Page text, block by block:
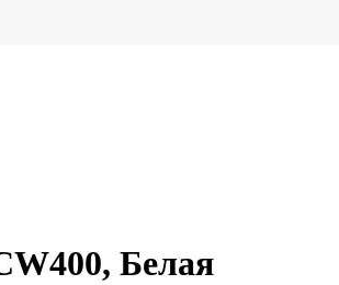
Белая